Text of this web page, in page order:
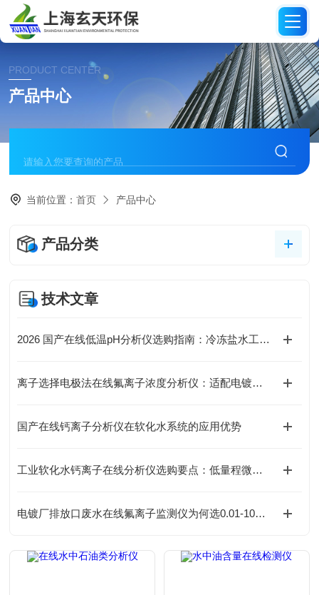
PRODUCT CENTER
产品中心
当前位置：首页 产品中心
产品分类
技术文章
2026 国产在线低温pH分析仪选购指南：冷冻盐水工况品牌对比
离子选择电极法在线氟离子浓度分析仪：适配电镀废水的原理与运维要点
国产在线钙离子分析仪在软化水系统的应用优势
工业软化水钙离子在线分析仪选购要点：低量程微量监测如何选型
电镀厂排放口废水在线氟离子监测仪为何选0.01-10mg/L量程？